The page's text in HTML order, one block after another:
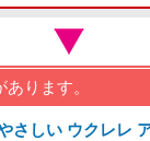
ります。
さしい ウクレレ